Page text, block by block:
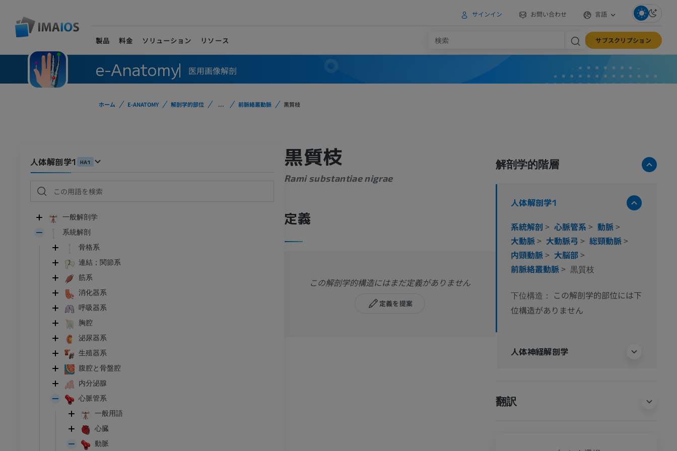
サインイン お問い合わせ 言語
製品 料金 ソリューション リソース サブスクリプション
e-Anatomy 医用画像解剖
ホーム E-ANATOMY 解剖学的部位 ... 前脈絡叢動脈 黒質枝
人体解剖学1 HA1
一般解剖学
系統解剖
骨格系
連結；関節系
筋系
消化器系
呼吸器系
胸腔
泌尿器系
生殖器系
腹腔と骨盤腔
内分泌腺
心脈管系
一般用語
心臓
動脈
黒質枝
Rami substantiae nigrae
定義
この解剖学的構造にはまだ定義がありません
定義を提案
解剖学的階層
人体解剖学1
系統解剖 > 心脈管系> 動脈>
大動脈> 大動脈弓 > 総頸動脈>
内頸動脈> 大脳部>
前脈絡叢動脈> 黒質枝
下位構造：
この解剖学的部位には下
位構造がありません
人体神経解剖学
翻訳